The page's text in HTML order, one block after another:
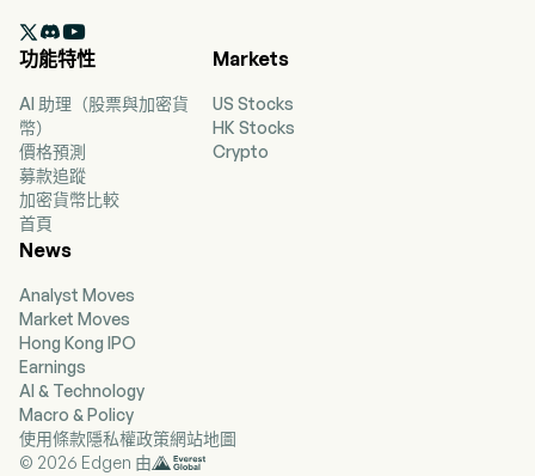

功能特性
AI 助理（股票與加密貨
幣）
價格預測
募款追蹤
加密貨幣比較
首頁
Markets
US Stocks
HK Stocks
Crypto
News
Analyst Moves
Market Moves
Hong Kong IPO
Earnings
AI & Technology
Macro & Policy
使用條款隱私權政策網站地圖
© 2026 Edgen 由